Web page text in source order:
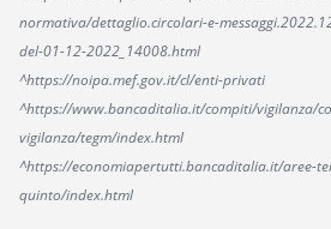
normativa/dettaglio.circolari-e-
del-01-12-2022_14008.html
^https://noipa.mef.gov.it/cl/enti-privati
^https://www.bancaditalia.it/compiti/vigilanza/
vigilanza/tegm/index.html
^https://economiapertutti.bancaditalia.it/aree-
quinto/index.html